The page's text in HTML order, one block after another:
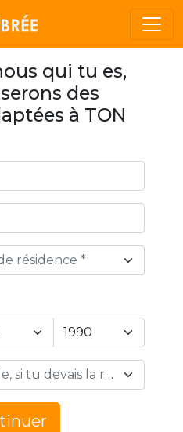
qui tu es,
des
à TON
résidence *
Ta situation actuelle, si tu devais la résumer en 1 mot… *